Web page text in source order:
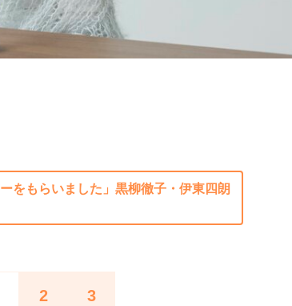
ーをもらいました」黒柳徹子・伊東四朗
2 3